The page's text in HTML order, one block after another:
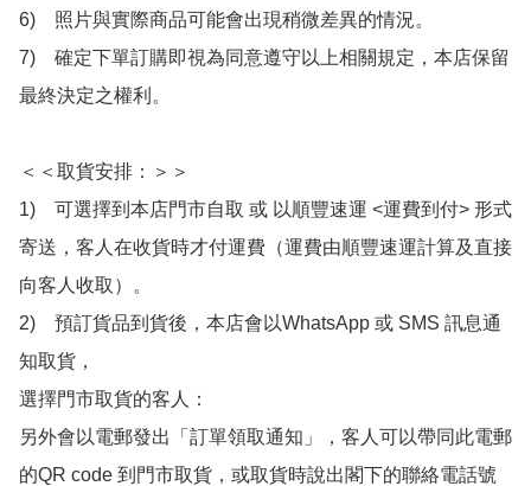
6)　照片與實際商品可能會出現稍微差異的情況。
7)　確定下單訂購即視為同意遵守以上相關規定，本店保留
最終決定之權利。
＜＜取貨安排：＞＞
1)　可選擇到本店門市自取 或 以順豐速運 <運費到付> 形式
寄送，客人在收貨時才付運費（運費由順豐速運計算及直接
向客人收取）。
2)　預訂貨品到貨後，本店會以WhatsApp 或 SMS 訊息通
知取貨，
選擇門市取貨的客人：
另外會以電郵發出「訂單領取通知」，客人可以帶同此電郵
的QR code 到門市取貨，或取貨時說出閣下的聯絡電話號